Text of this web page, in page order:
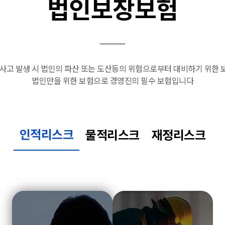
법인보장보험
고 발생 시 법인의 파산 또는 도산등의 위험으로부터 대비하기 위한
법인만을 위한 보험으로 경영진의 필수 보험입니다
인적리스크 물적리스크 재정리스크